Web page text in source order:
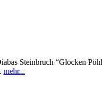
Steinbruch “Glocken
mehr...